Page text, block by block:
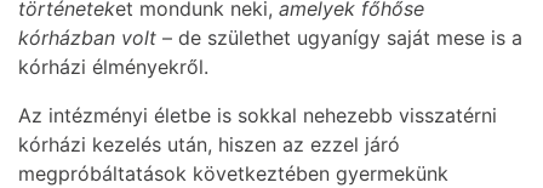
történeteket mondunk neki, amelyek főhőse
kórházban volt – de születhet ugyanígy saját mese is a
kórházi élményekről.
Az intézményi életbe is sokkal nehezebb visszatérni
kórházi kezelés után, hiszen az ezzel járó
megpróbáltatások következtében gyermekünk